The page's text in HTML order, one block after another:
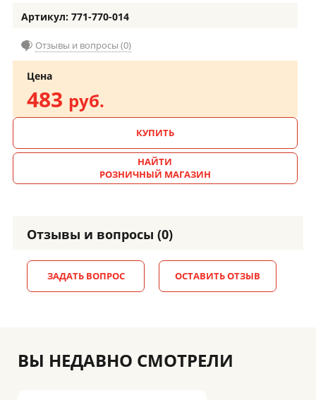
Артикул: 771-770-014
Отзывы и вопросы (0)
Цена
483 руб.
КУПИТЬ
НАЙТИ
РОЗНИЧНЫЙ МАГАЗИН
Отзывы и вопросы (0)
ЗАДАТЬ ВОПРОС ОСТАВИТЬ ОТЗЫВ
ВЫ НЕДАВНО СМОТРЕЛИ